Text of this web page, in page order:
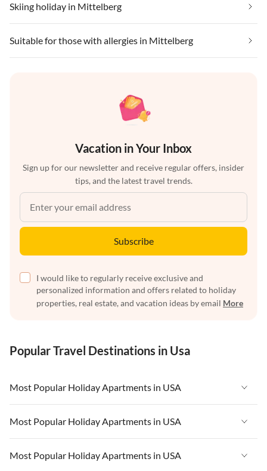
Skiing holiday in Mittelberg
Suitable for those with allergies in Mittelberg
Vacation in Your Inbox
Sign up for our newsletter and receive regular offers, insider
tips, and the latest travel trends.
Subscribe
I would like to regularly receive exclusive and
personalized information and offers related to holiday
properties, real estate, and vacation ideas by email More
Popular Travel Destinations in Usa
Most Popular Holiday Apartments in USA
Vacation Apartments in USA
Vacation Apartments in Florida
Vacation Apartments in Cape Coral
Most Popular Holiday Apartments in USA
Vacation Apartments in USA
Most Popular Holiday Apartments in USA